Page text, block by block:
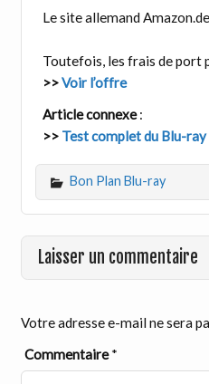
Le site allemand
Toutefois, les frais de port
>>Voir l’offre
Article connexe:
>> Test complet du Blu-ray
Bon Plan Blu-ray
Laisser un commentaire
Votre adresse e-mail ne sera
Commentaire*